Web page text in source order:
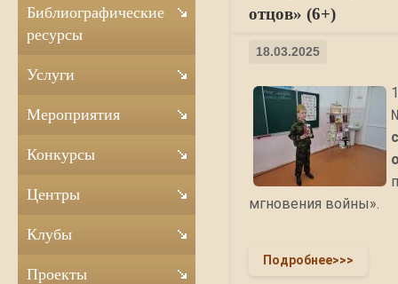
отцов» (6+)
18.03.2025
мгновения войны».
Подробнее>>>
Библиографические
ресурсы
Услуги
Мероприятия
Конкурсы
Центры
Клубы
Проекты